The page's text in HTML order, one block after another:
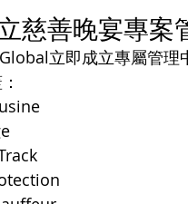
立慈善晚宴專
立即成立專屬管理